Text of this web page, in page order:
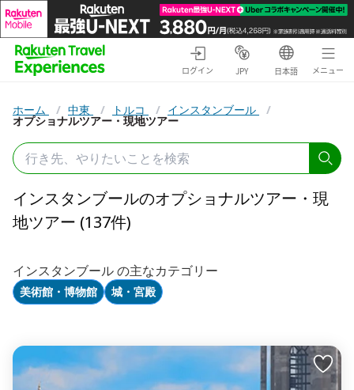
ログイン JPY 日本語 メニュー
ホーム / 中東 / トルコ / インスタンブール /
オプショナルツアー・現地ツアー
インスタンブールのオプショナルツアー・現
地ツアー (137件)
インスタンブール の主なカテゴリー
美術館・博物館 城・宮殿